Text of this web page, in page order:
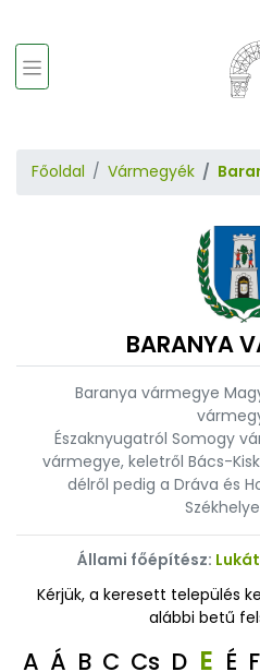
Főoldal Vármegyék
BARANYA
Baranya vármegye
Északnyugatról Somogy
vármegye, keletről Bács-
délről pedig a Dráva és
Állami főépítész:
Kérjük, a keresett település
alábbi betű
A Á B C Cs D E É F